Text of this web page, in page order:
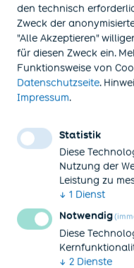
Unternehmen
English information -
Unser Vorsorgemodell
Entgeltumwandlung
Mitglied werden
Newsletter
den technisch
Zweck der
"Alle Akzeptieren"
für diesen Zweck ein.
Funktionsweise von
Datenschutzseite(öffnet
.
Impressum(öffnet in
.
Statistik
Diese
Nutzung der
Leistung zu
↓ 1 Dienst
Notwendig
Diese
↓ 2 Dienste